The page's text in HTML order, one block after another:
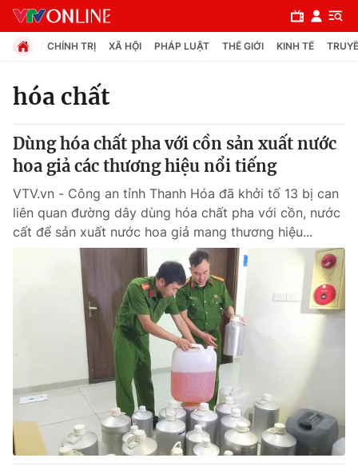
Chuyên mục
Chính trị
Xã hội
Thế giới đó đây
Câu chuyện quốc tế
Kinh tế
Tài chính
Thị trường
Dữ liệu và đời sống
CHÍNH TRỊ XÃ HỘI PHÁP LUẬT THẾ GIỚI KINH TẾ
hóa chất
Dùng hóa chất pha với cồn sản xuất nước
hoa giả các thương hiệu nổi tiếng
VTV.vn - Công an tỉnh Thanh Hóa đã khởi tố 13 bị can
liên quan đường dây dùng hóa chất pha với cồn, nước
cất để sản xuất nước hoa giả mang thương hiệu...